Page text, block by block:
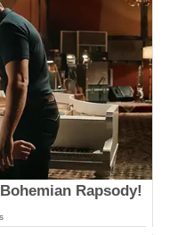
Rapsody!